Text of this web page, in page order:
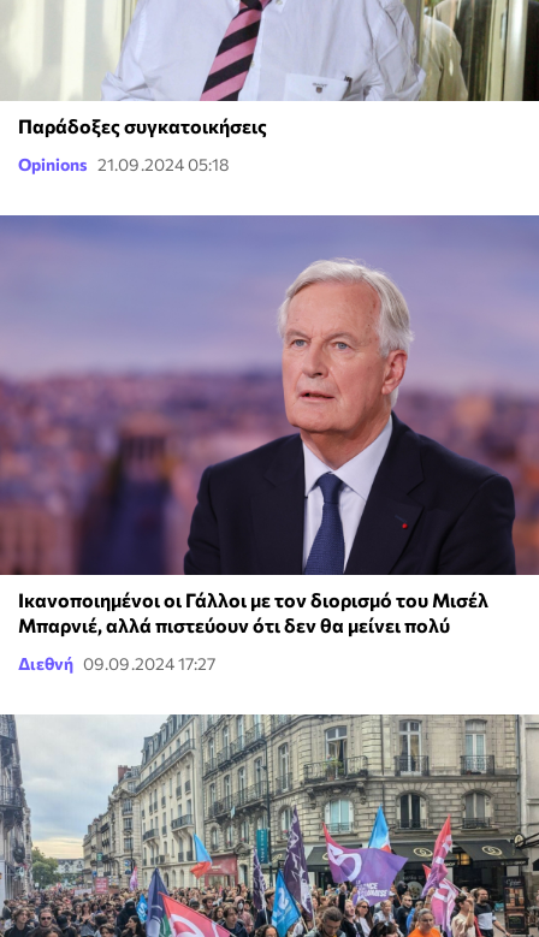
Παράδοξες συγκατοικήσεις
Opinions 21.09.2024 05:18
Ικανοποιημένοι οι Γάλλοι με τον διορισμό του Μισέλ
Μπαρνιέ, αλλά πιστεύουν ότι δεν θα μείνει πολύ
Διεθνή 09.09.2024 17:27